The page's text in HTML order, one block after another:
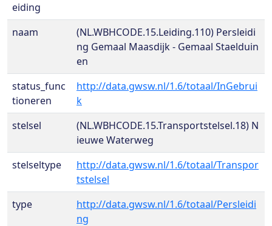
eiding
naam
(NL.WBHCODE.15.Leiding.110) Persleidi
ng Gemaal Maasdijk - Gemaal Staelduin
en
status_func
tioneren
http://data.gwsw.nl/1.6/totaal/InGebrui
k
stelsel
(NL.WBHCODE.15.Transportstelsel.18) N
ieuwe Waterweg
stelseltype
http://data.gwsw.nl/1.6/totaal/Transpor
tstelsel
type
http://data.gwsw.nl/1.6/totaal/Persleidi
ng